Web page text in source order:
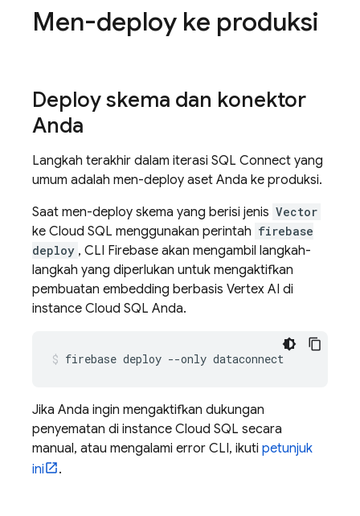
Men-deploy ke produksi
Deploy skema dan konektor
Anda
Langkah terakhir dalam iterasi SQL Connect yang
umum adalah men-deploy aset Anda ke produksi.
Saat men-deploy skema yang berisi jenis Vector
ke Cloud SQL menggunakan perintah firebase
deploy , CLI Firebase akan mengambil langkah-
langkah yang diperlukan untuk mengaktifkan
pembuatan embedding berbasis Vertex AI di
instance Cloud SQL Anda.
firebase deploy --only dataconnect
Jika Anda ingin mengaktifkan dukungan
penyematan di instance Cloud SQL secara
manual, atau mengalami error CLI, ikuti petunjuk
ini
.